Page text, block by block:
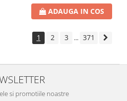
ADAUGA IN COS
1 2 3 ... 371
si promotiile noastre